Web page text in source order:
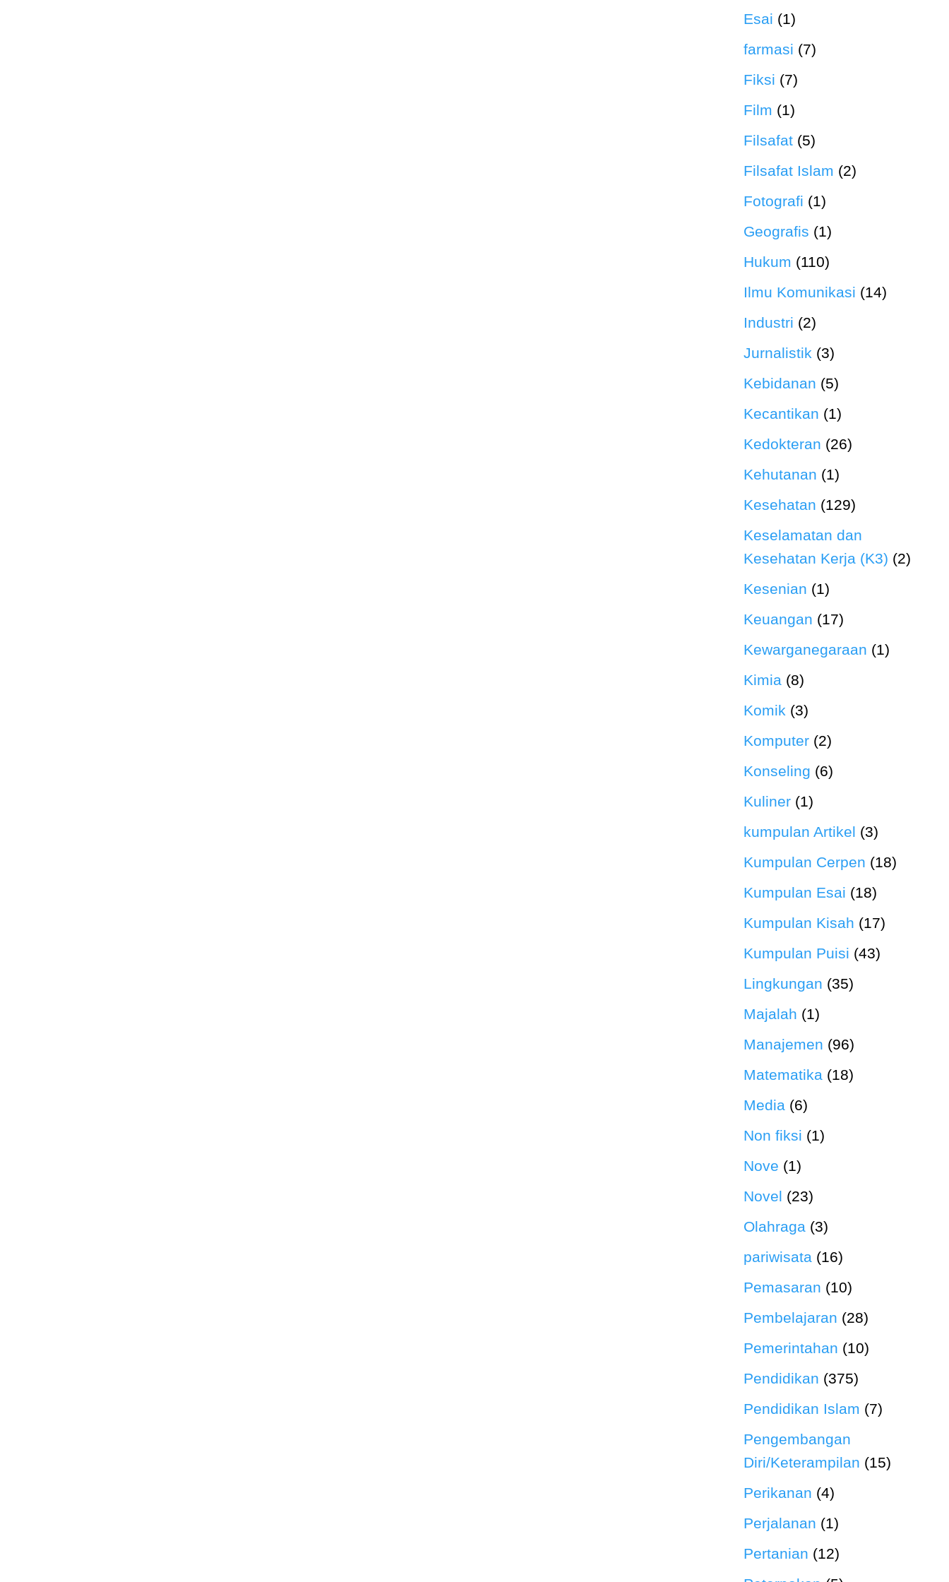
Esai (1)
farmasi (7)
Fiksi (7)
Film (1)
Filsafat (5)
Filsafat Islam (2)
Fotografi (1)
Geografis (1)
Hukum (110)
Ilmu Komunikasi (14)
Industri (2)
Jurnalistik (3)
Kebidanan (5)
Kecantikan (1)
Kedokteran (26)
Kehutanan (1)
Kesehatan (129)
Keselamatan dan
Kesehatan Kerja (K3) (2)
Kesenian (1)
Keuangan (17)
Kewarganegaraan (1)
Kimia (8)
Komik (3)
Komputer (2)
Konseling (6)
Kuliner (1)
kumpulan Artikel (3)
Kumpulan Cerpen (18)
Kumpulan Esai (18)
Kumpulan Kisah (17)
Kumpulan Puisi (43)
Lingkungan (35)
Majalah (1)
Manajemen (96)
Matematika (18)
Media (6)
Non fiksi (1)
Nove (1)
Novel (23)
Olahraga (3)
pariwisata (16)
Pemasaran (10)
Pembelajaran (28)
Pemerintahan (10)
Pendidikan (375)
Pendidikan Islam (7)
Pengembangan
Diri/Keterampilan (15)
Perikanan (4)
Perjalanan (1)
Pertanian (12)